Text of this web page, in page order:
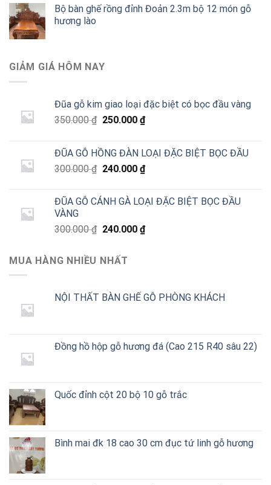
Bộ bàn ghế rồng đỉnh Đoản 2.3m bộ 12 món gỗ
hương lào
GIẢM GIÁ HÔM NAY
Đũa gỗ kim giao loại đặc biệt có bọc đầu vàng
350.000₫ Giá
350.000 ₫.
250.000 ₫Giá
là:
250.000 ₫.
ĐŨA GỖ HỒNG ĐÀN LOẠI ĐẶC BIỆT BỌC ĐẦU
300.000₫ Giá
là:
300.000 ₫.
240.000 ₫Giá
là:
ĐŨA GỖ CÁNH GÀ LOẠI ĐẶC BIỆT BỌC ĐẦU
VÀNG
300.000₫ Giá
300.000 ₫.
240.000 ₫Giá
MUA HÀNG NHIỀU NHẤT
NỘI THẤT BÀN GHẾ GỖ PHÒNG KHÁCH
Đồng hồ hộp gỗ hương đá (Cao 215 R40 sâu 22)
Quốc đỉnh cột 20 bộ 10 gỗ trắc
Bình mai đk 18 cao 30 cm đục tứ linh gỗ hương